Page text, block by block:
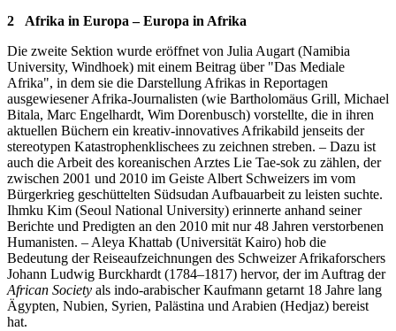
2
Afrika in Europa – Europa in Afrika
Die zweite Sektion wurde eröffnet von Julia Augart (Namibia
University, Windhoek) mit einem Beitrag über "Das Mediale
Afrika", in dem sie die Darstellung Afrikas in Reportagen
ausgewiesener Afrika-Journalisten (wie Bartholomäus Grill, Michael
Bitala, Marc Engelhardt, Wim Dorenbusch) vorstellte, die in ihren
aktuellen Büchern ein kreativ-innovatives Afrikabild jenseits der
stereotypen Katastrophenklischees zu zeichnen streben. – Dazu ist
auch die Arbeit des koreanischen Arztes Lie Tae-sok zu zählen, der
zwischen 2001 und 2010 im Geiste Albert Schweizers im vom
Bürgerkrieg geschüttelten Südsudan Aufbauarbeit zu leisten suchte.
Ihmku Kim (Seoul National University) erinnerte anhand seiner
Berichte und Predigten an den 2010 mit nur 48 Jahren verstorbenen
Humanisten. – Aleya Khattab (Universität Kairo) hob die
Bedeutung der Reiseaufzeichnungen des Schweizer Afrikaforschers
Johann Ludwig Burckhardt (1784–1817) hervor, der im Auftrag der
African Society als indo-arabischer Kaufmann getarnt 18 Jahre lang
Ägypten, Nubien, Syrien, Palästina und Arabien (Hedjaz) bereist
hat.